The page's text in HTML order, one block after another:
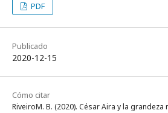
PDF
Publicado
2020-12-15
Cómo citar
RiveiroM. B. (2020). César Aira y la